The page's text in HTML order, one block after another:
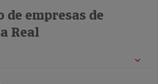
empresas de
Real